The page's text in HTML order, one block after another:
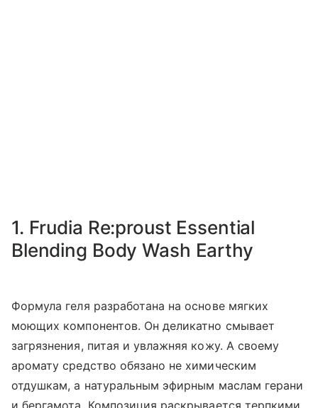
1. Frudia Re:proust Essential
Blending Body Wash Earthy
Формула геля разработана на основе мягких
моющих компонентов. Он деликатно смывает
загрязнения, питая и увлажняя кожу. А своему
аромату средство обязано не химическим
отдушкам, а натуральным эфирным маслам герани